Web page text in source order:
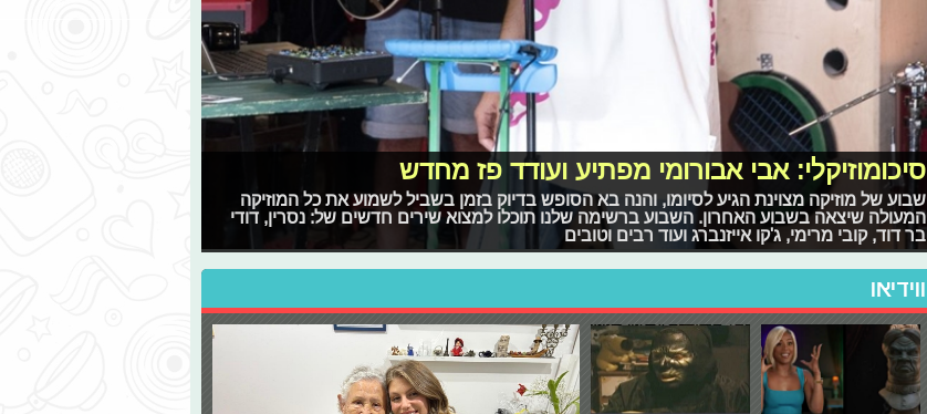
סיכומוזיקלי: אבי אבורומי מפתיע ועודד פז מחדש
שבוע של מוזיקה מצוינת הגיע לסיומו, והנה בא הסופש בדיוק בזמן בשביל לשמוע את כל המוזיקה
המעולה שיצאה בשבוע האחרון. השבוע ברשימה שלנו תוכלו למצוא שירים חדשים של: נסרין, דודי
בר דוד, קובי מרימי, ג'קו אייזנברג ועוד רבים וטובים
ווידיאו